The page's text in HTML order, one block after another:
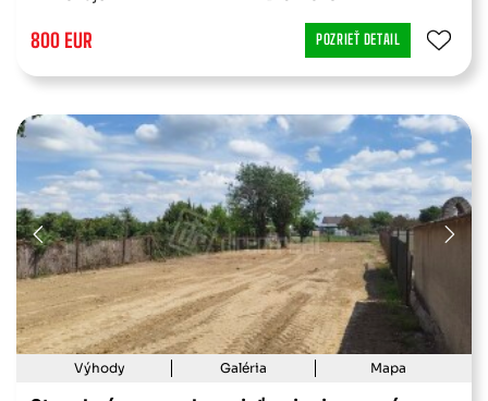
800 EUR POZRIEŤ DETAIL
Výhody Galéria Mapa